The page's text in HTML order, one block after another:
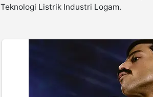
Teknologi Listrik Industri Logam.